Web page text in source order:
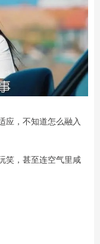
应，不知道怎么融入
笑，甚至连空气里咸